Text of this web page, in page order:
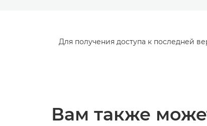
Для получения доступа к последней
Вам также